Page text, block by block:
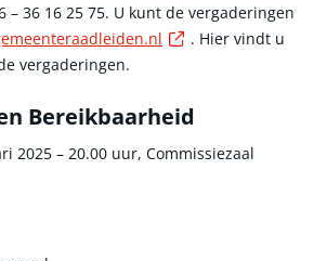
– 36 16 25 75. U kunt de vergaderingen
Externe link
. Hier vindt u
vergaderingen.
Bereikbaarheid
2025 – 20.00 uur, Commissiezaal